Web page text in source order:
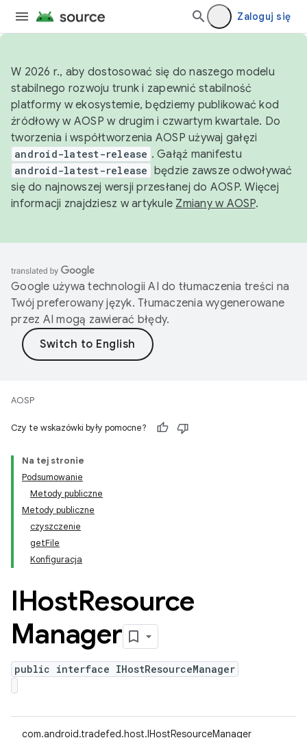
Zaloguj się
W 2026 r., aby dostosować się do naszego modelu
stabilnego rozwoju trunk i zapewnić stabilność
platformy w ekosystemie, będziemy publikować kod
źródłowy w AOSP w drugim i czwartym kwartale. Do
tworzenia i współtworzenia AOSP używaj gałęzi
android-latest-release . Gałąź manifestu
android-latest-release będzie zawsze odwoływać
się do najnowszej wersji przesłanej do AOSP. Więcej
informacji znajdziesz w artykule Zmiany w AOSP.
Google używa technologii AI do tłumaczenia treści na
Twój preferowany język. Tłumaczenia wygenerowane
przez AI mogą zawierać błędy.
AOSP
Czy te wskazówki były pomocne?
Na tej stronie
Podsumowanie
Metody publiczne
Metody publiczne
czyszczenie
getFile
Konfiguracja
IHostResource
Manager
public interface IHostResourceManager
com.android.tradefed.host.IHostResourceManager